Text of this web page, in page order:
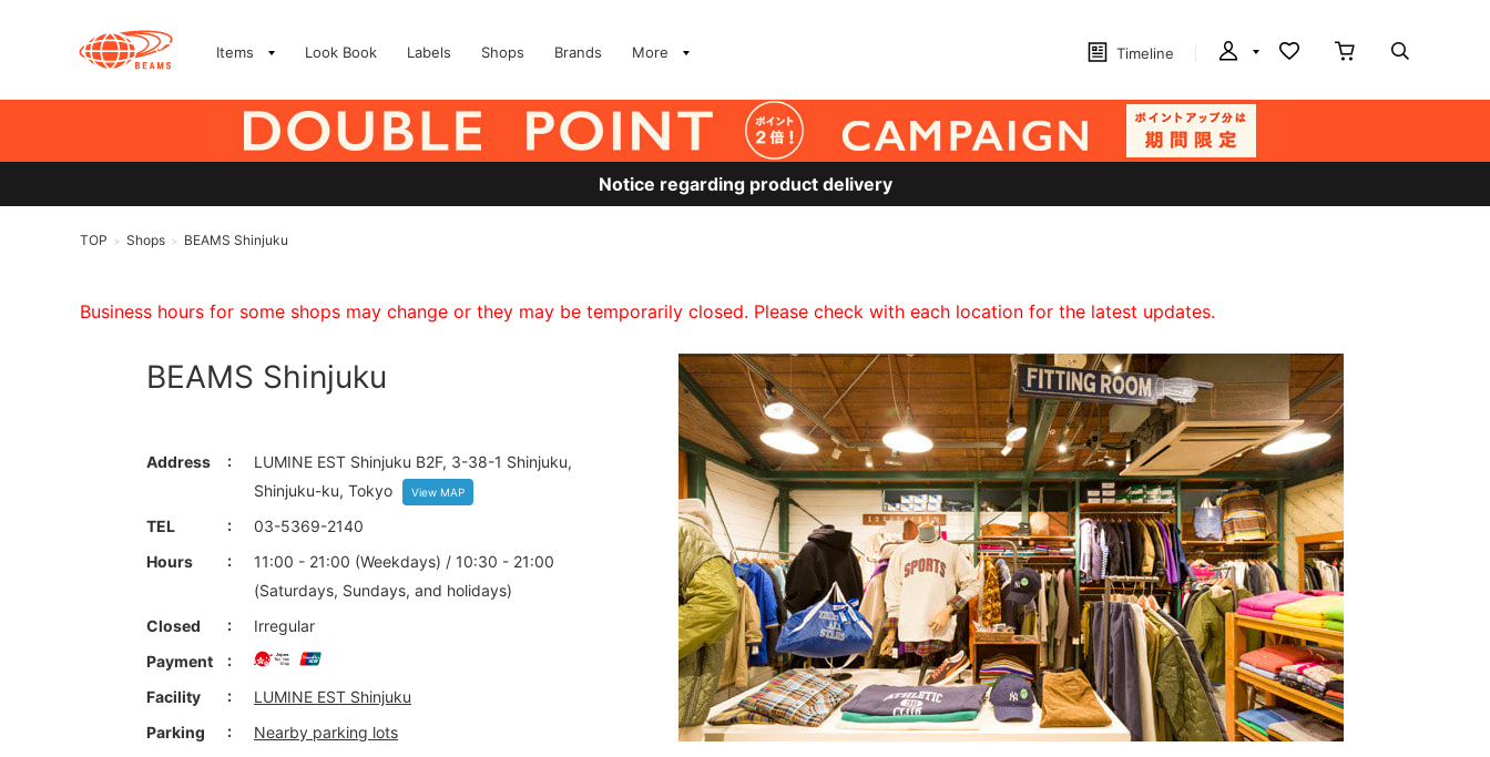
Items Look Book Labels Shops Brands More Timeline
Notice regarding product delivery
TOP > Shops > BEAMS Shinjuku
Business hours for some shops may change or they may be temporarily closed. Please check with each location for the latest updates.
BEAMS Shinjuku
Address
LUMINE EST Shinjuku B2F, 3-38-1 Shinjuku,
Shinjuku-ku, Tokyo
View MAP
TEL
03-5369-2140
Hours
11:00 - 21:00 (Weekdays) / 10:30 - 21:00
(Saturdays, Sundays, and holidays)
Closed
Irregular
Payment
Facility
LUMINE EST Shinjuku
Parking
Nearby parking lots